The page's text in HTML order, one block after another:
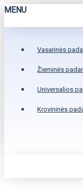
MENU
Vasarinės
Žieminės
Universalios
Krovininės